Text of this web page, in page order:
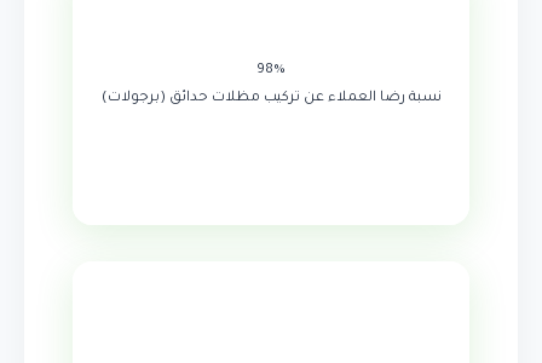
98%
نسبة رضا العملاء عن تركيب مظلات حدائق (برجولات)